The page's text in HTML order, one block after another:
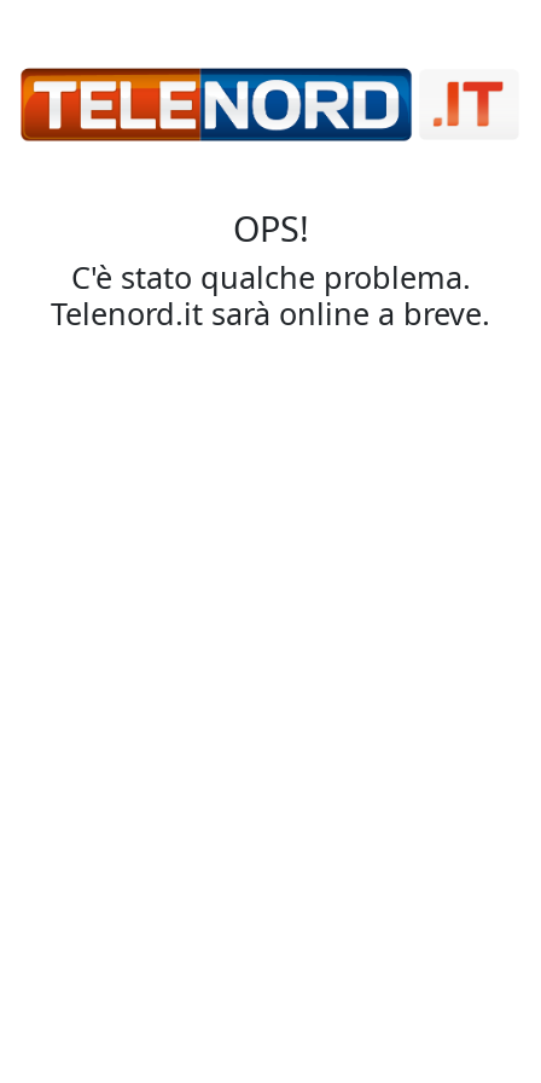
OPS!
C'è stato qualche problema.
Telenord.it sarà online a breve.